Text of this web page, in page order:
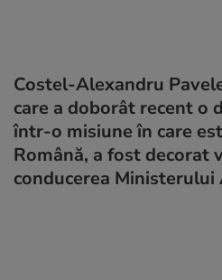
Costel-Alexandru
care a doborât recent o
într-o misiune în care
Română, a fost decorat
conducerea Ministerului